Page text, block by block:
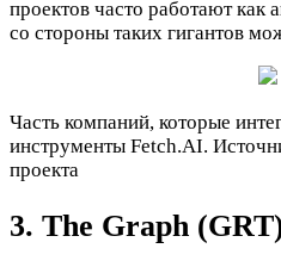
проектов часто работают как
со стороны таких гигантов
Часть компаний, которые
инструменты Fetch.AI.
проекта
3. The Graph